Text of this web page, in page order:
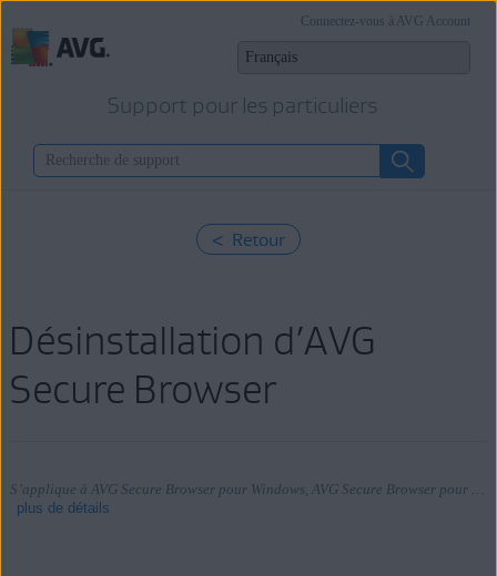
Support pour les particuliers
Connectez-vous à AVG Account
< Retour
Désinstallation d’AVG
Secure Browser
S’applique à AVG Secure Browser pour Windows, AVG Secure Browser pour Mac, AVG Secure Browser pour Android
plus de détails